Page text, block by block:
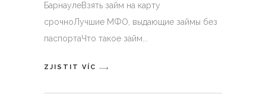
БарнаулеВзять займ на карту
срочноЛучшие МФО, выдающие займы без
паспортаЧто такое займ
ZJISTIT VÍC